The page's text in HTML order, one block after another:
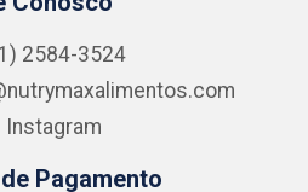
2584-3524
Instagram
Pagamento